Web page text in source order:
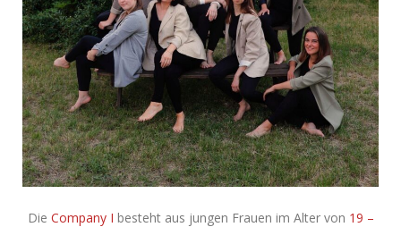
Die Company I besteht aus jungen Frauen im Alter von 19 –